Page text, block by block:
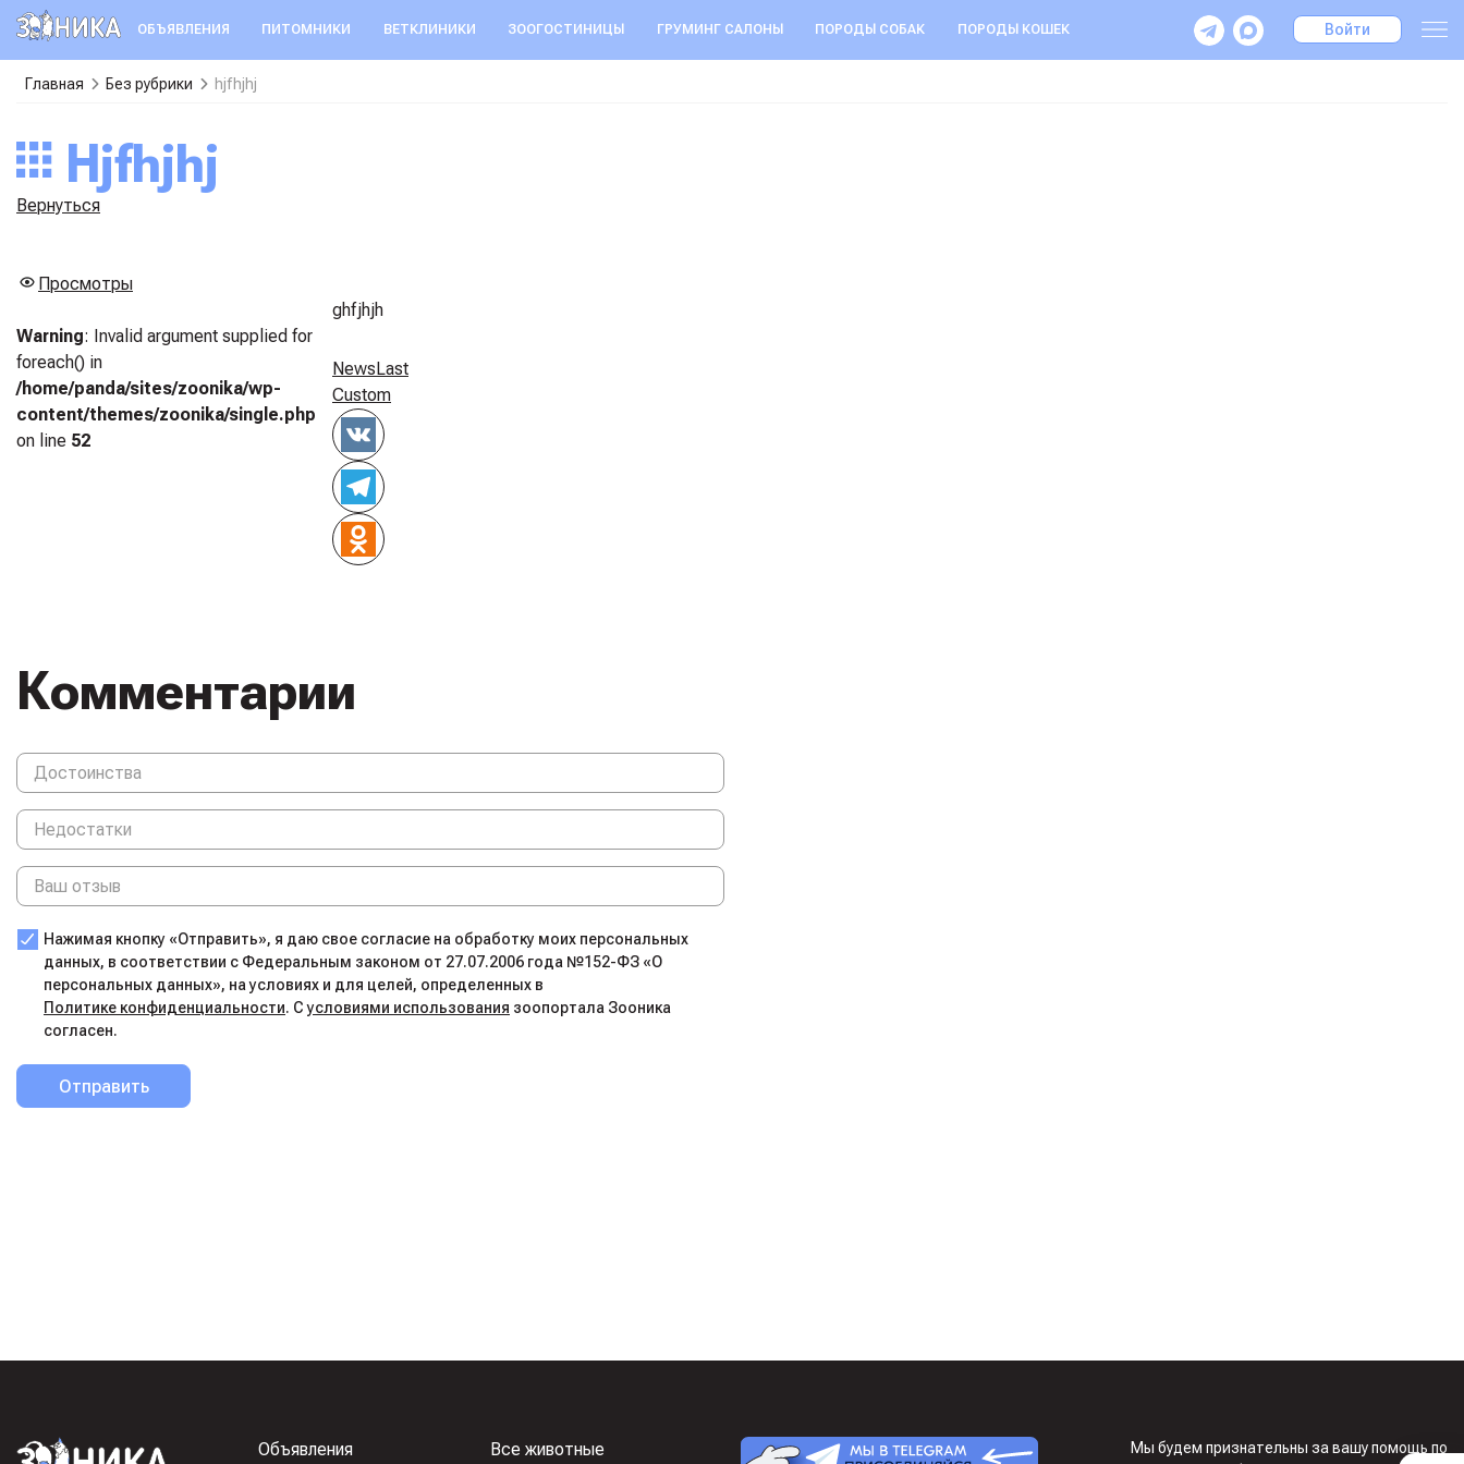
ОБЪЯВЛЕНИЯ ПИТОМНИКИ ВЕТКЛИНИКИ ЗООГОСТИНИЦЫ ГРУМИНГ САЛОНЫ ПОРОДЫ СОБАК ПОРОДЫ КОШЕК Войти
Главная Без рубрики hjfhjhj
hjfhjhj
Вернуться
Просмотры
Warning: Invalid argument supplied for
foreach() in
/home/panda/sites/zoonika/wp-
content/themes/zoonika/single.php
on line 52
ghfjhjh
NewsLast
Custom
Комментарии
Нажимая кнопку «Отправить», я даю свое согласие на обработку моих персональных
данных, в соответствии с Федеральным законом от 27.07.2006 года №152-ФЗ «О
персональных данных», на условиях и для целей, определенных в
Политике конфиденциальности. Сусловиями использования зоопортала Зооника
согласен.
Отправить
Объявления Все животные
Мы будем признательны за вашу помощь по